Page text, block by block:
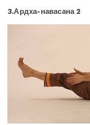
3.Ардха-навасана 2